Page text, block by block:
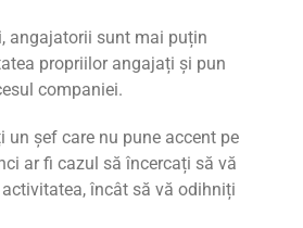
angajatorii sunt mai puțin
propriilor angajați și pun
companiei.
un șef care nu pune accent pe
ar fi cazul să încercați să vă
încât să vă odihniți